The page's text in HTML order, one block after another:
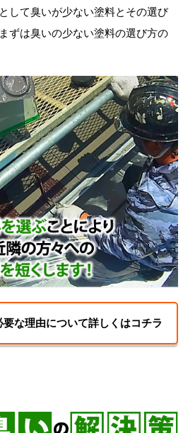
して臭いが少ない塗料とその選び
ずは臭いの少ない塗料の選び方の
な理由について詳しくはコチラ